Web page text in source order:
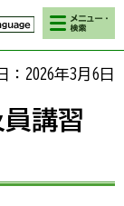
検索・メニ
ュー
：2026年3月6日
講習